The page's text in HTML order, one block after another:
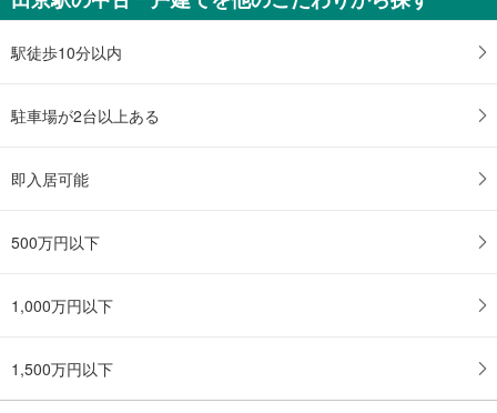
駅徒歩10分以内
駐車場が2台以上ある
即入居可能
500万円以下
1,000万円以下
1,500万円以下